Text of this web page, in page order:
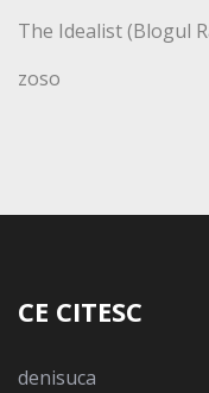
The Idealist (Blogul
zoso
CE CITESC
denisuca